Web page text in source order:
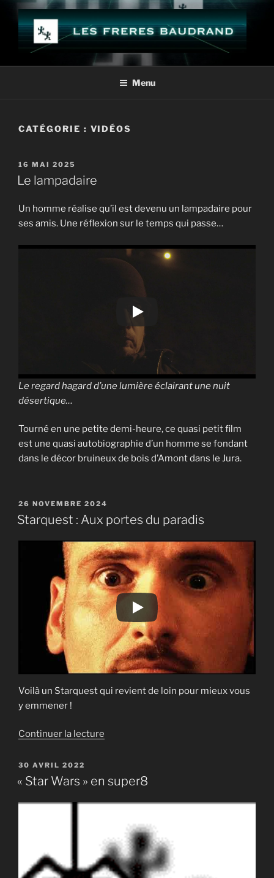
Aller
contenu
principal
LES FRÈRES BAUDRAND
Menu
CATÉGORIE : VIDÉOS
PUBLIÉ
LE
16 MAI 2025
Le lampadaire
Un homme réalise qu’il est devenu un lampadaire pour
ses amis. Une réflexion sur le temps qui passe…
Le regard hagard d’une lumière éclairant une nuit
désertique…
Tourné en une petite demi-heure, ce quasi petit film
est une quasi autobiographie d’un homme se fondant
dans le décor bruineux de bois d’Amont dans le Jura.
PUBLIÉ
LE
26 NOVEMBRE 2024
Starquest : Aux portes du paradis
Voilà un Starquest qui revient de loin pour mieux vous
y emmener !
Continuer la lecture
Aux
du
PUBLIÉ
LE
30 AVRIL 2022
« Star Wars » en super8